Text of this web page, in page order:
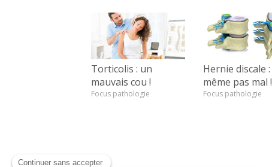
Torticolis : un
mauvais cou !
Focus pathologie
Hernie discale :
même pas mal !
Focus pathologie